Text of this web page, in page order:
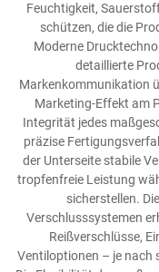
Feuchtigkeit,
schützen, die die
Moderne
detaillierte
Markenkommunikation
Marketing-Effekt am
Integrität jedes
präzise
der Unterseite stabile
tropfenfreie Leistung
sicherstellen.
Verschlusssystemen
Reißverschlüsse,
Ventiloptionen – je nach